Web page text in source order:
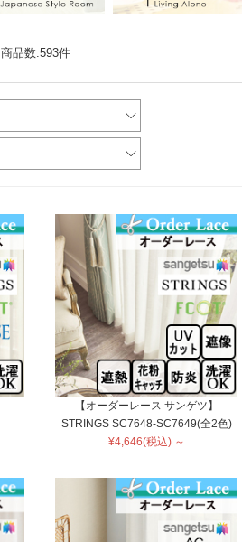
商品数:593件
【オーダーレース サンゲツ】
STRINGS SC7648-SC7649(全2色)
¥4,646(税込) ～